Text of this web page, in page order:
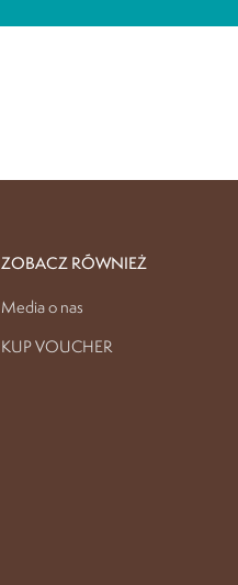
ZOBACZ RÓWNIEŻ
Media o nas
KUP VOUCHER